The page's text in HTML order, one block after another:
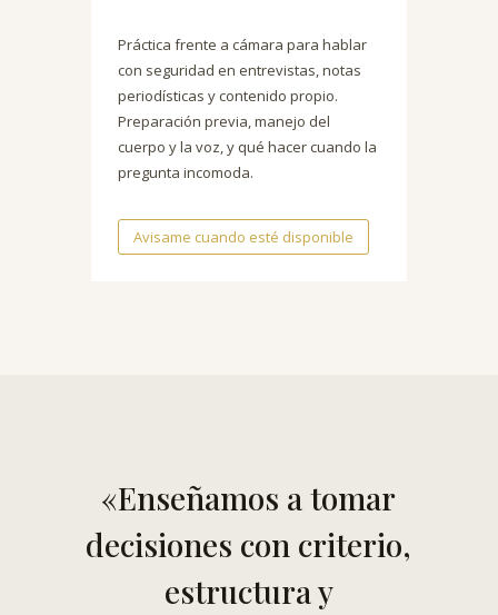
Práctica frente a cámara para hablar
con seguridad en entrevistas, notas
periodísticas y contenido propio.
Preparación previa, manejo del
cuerpo y la voz, y qué hacer cuando la
pregunta incomoda.
Avisame cuando esté disponible
«Enseñamos a tomar
decisiones con criterio,
estructura y